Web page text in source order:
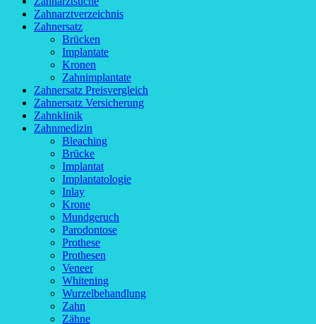
Zahnarztverzeichnis
Zahnersatz
Brücken
Implantate
Kronen
Zahnimplantate
Zahnersatz Preisvergleich
Zahnersatz Versicherung
Zahnklinik
Zahnmedizin
Bleaching
Brücke
Implantat
Implantatologie
Inlay
Krone
Mundgeruch
Parodontose
Prothese
Prothesen
Veneer
Whitening
Wurzelbehandlung
Zahn
Zähne